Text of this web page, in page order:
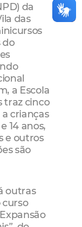
da
das
do
a Escola
traz cinco
crianças
14 anos,
e outros
são
outras
curso